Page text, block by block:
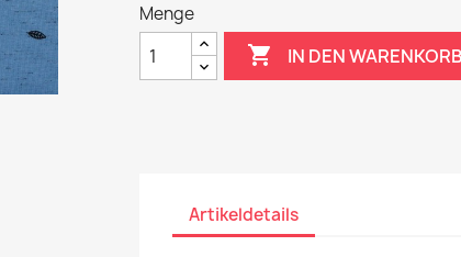
Menge
 IN DEN WARENKORB
Artikeldetails